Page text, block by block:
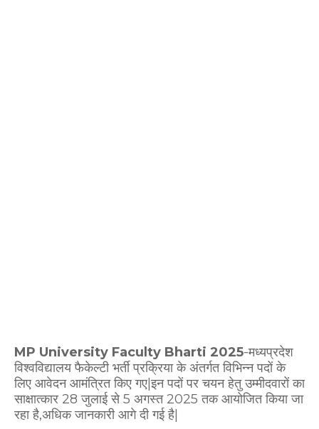
MP University Faculty Bharti 2025-मध्यप्रदेश
विश्वविद्यालय फैकेल्टी भर्ती प्रक्रिया के अंतर्गत विभिन्न पदों के
लिए आवेदन आमंत्रित किए गए|इन पदों पर चयन हेतु उम्मीदवारों का
साक्षात्कार 28 जुलाई से 5 अगस्त 2025 तक आयोजित किया जा
रहा है,अधिक जानकारी आगे दी गई है|